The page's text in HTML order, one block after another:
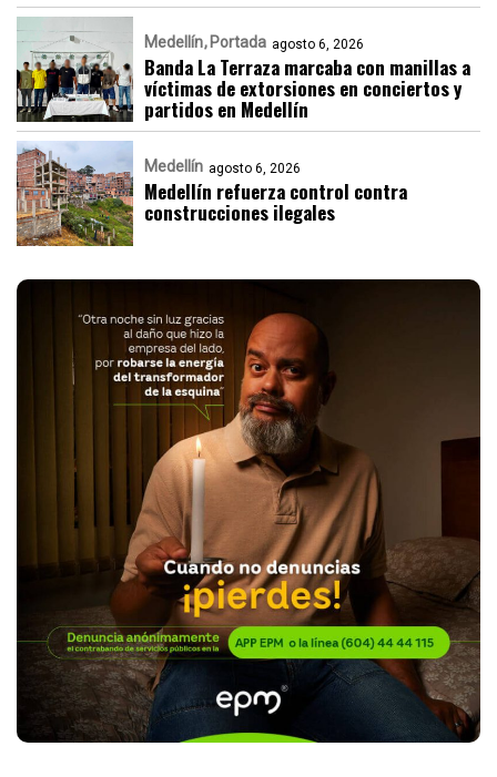
Medellín Portada agosto 6, 2026
Banda La Terraza marcaba con manillas a
víctimas de extorsiones en conciertos y
partidos en Medellín
Medellín agosto 6, 2026
Medellín refuerza control contra
construcciones ilegales